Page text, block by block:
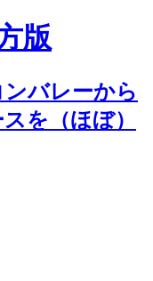
版
バレーから
を（ほぼ）